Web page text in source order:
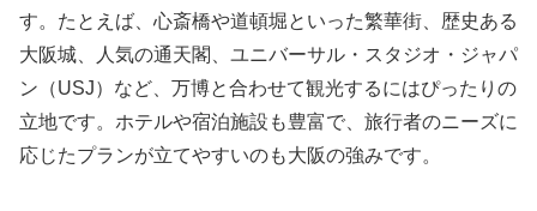
す。たとえば、心斎橋や道頓堀といった繁華街、歴史ある
大阪城、人気の通天閣、ユニバーサル・スタジオ・ジャパ
ン（USJ）など、万博と合わせて観光するにはぴったりの
立地です。ホテルや宿泊施設も豊富で、旅行者のニーズに
応じたプランが立てやすいのも大阪の強みです。